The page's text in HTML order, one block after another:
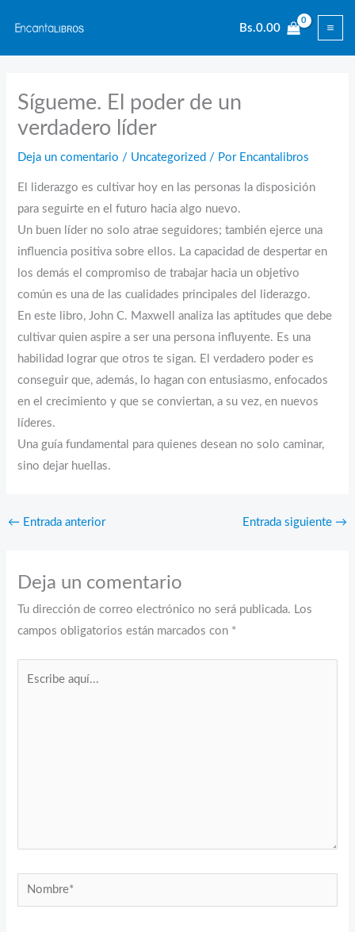
contenido
Bs.0.00
Sígueme. El poder de un
verdadero líder
Deja un comentario / Uncategorized / Por Encantalibros
El liderazgo es cultivar hoy en las personas la disposición
para seguirte en el futuro hacia algo nuevo.
Un buen líder no solo atrae seguidores; también ejerce una
influencia positiva sobre ellos. La capacidad de despertar en
los demás el compromiso de trabajar hacia un objetivo
común es una de las cualidades principales del liderazgo.
En este libro, John C. Maxwell analiza las aptitudes que debe
cultivar quien aspire a ser una persona influyente. Es una
habilidad lograr que otros te sigan. El verdadero poder es
conseguir que, además, lo hagan con entusiasmo, enfocados
en el crecimiento y que se conviertan, a su vez, en nuevos
líderes.
Una guía fundamental para quienes desean no solo caminar,
sino dejar huellas.
← Entrada anterior Entrada siguiente →
Deja un comentario
Tu dirección de correo electrónico no será publicada. Los
campos obligatorios están marcados con *
Nombre*